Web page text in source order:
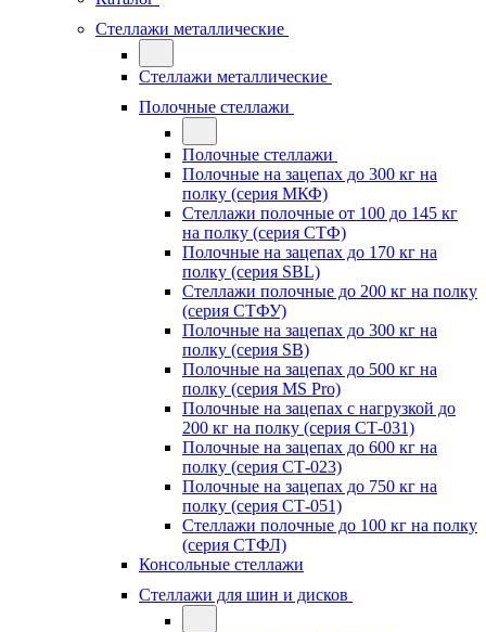
Стеллажи металлические
Стеллажи металлические
Полочные стеллажи
Полочные стеллажи
Полочные на зацепах до 300 кг на
полку (серия МКФ)
Стеллажи полочные от 100 до 145 кг
на полку (серия СТФ)
Полочные на зацепах до 170 кг на
полку (серия SBL)
Стеллажи полочные до 200 кг на полку
(серия СТФУ)
Полочные на зацепах до 300 кг на
полку (серия SB)
Полочные на зацепах до 500 кг на
полку (серия MS Pro)
Полочные на зацепах с нагрузкой до
200 кг на полку (серия СТ-031)
Полочные на зацепах до 600 кг на
полку (серия СТ-023)
Полочные на зацепах до 750 кг на
полку (серия СТ-051)
Стеллажи полочные до 100 кг на полку
(серия СТФЛ)
Консольные стеллажи
Стеллажи для шин и дисков